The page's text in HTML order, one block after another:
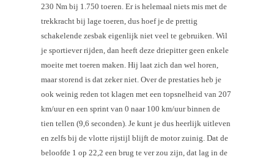
230 Nm bij 1.750 toeren. Er is helemaal niets mis met de
trekkracht bij lage toeren, dus hoef je de prettig
schakelende zesbak eigenlijk niet veel te gebruiken. Wil
je sportiever rijden, dan heeft deze driepitter geen enkele
moeite met toeren maken. Hij laat zich dan wel horen,
maar storend is dat zeker niet. Over de prestaties heb je
ook weinig reden tot klagen met een topsnelheid van 207
km/uur en een sprint van 0 naar 100 km/uur binnen de
tien tellen (9,6 seconden). Je kunt je dus heerlijk uitleven
en zelfs bij de vlotte rijstijl blijft de motor zuinig. Dat de
beloofde 1 op 22,2 een brug te ver zou zijn, dat lag in de